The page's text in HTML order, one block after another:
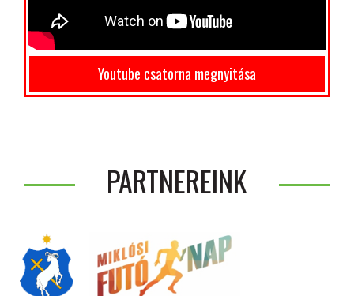
Youtube csatorna megnyitása
PARTNEREINK